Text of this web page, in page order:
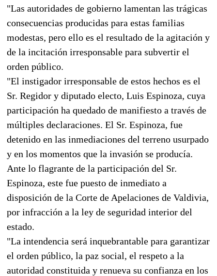
"Las autoridades de gobierno lamentan las trágicas
consecuencias producidas para estas familias
modestas, pero ello es el resultado de la agitación y
de la incitación irresponsable para subvertir el
orden público.
"El instigador irresponsable de estos hechos es el
Sr. Regidor y diputado electo, Luis Espinoza, cuya
participación ha quedado de manifiesto a través de
múltiples declaraciones. El Sr. Espinoza, fue
detenido en las inmediaciones del terreno usurpado
y en los momentos que la invasión se producía.
Ante lo flagrante de la participación del Sr.
Espinoza, este fue puesto de inmediato a
disposición de la Corte de Apelaciones de Valdivia,
por infracción a la ley de seguridad interior del
estado.
"La intendencia será inquebrantable para garantizar
el orden público, la paz social, el respeto a la
autoridad constituida y renueva su confianza en los